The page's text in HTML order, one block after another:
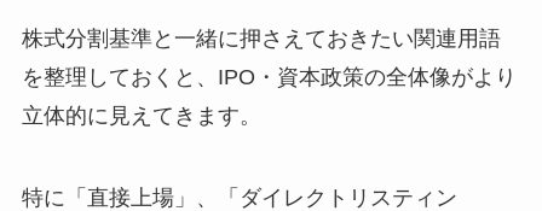
株式分割基準と一緒に押さえておきたい関連用語
を整理しておくと、IPO・資本政策の全体像がより
立体的に見えてきます。
特に「直接上場」、「ダイレクトリスティン